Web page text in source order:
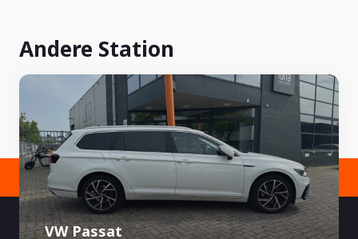
Andere Station
VW Passat